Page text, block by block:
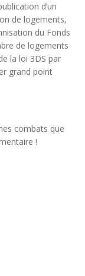
d’un
de logements,
du Fonds
de logements
la loi 3DS par
grand point
combats que
!